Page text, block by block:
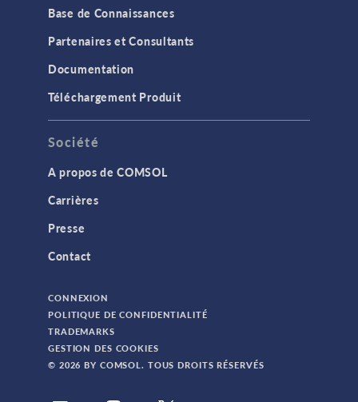
Base de Connaissances
Partenaires et Consultants
Documentation
Téléchargement Produit
Société
A propos de COMSOL
Carrières
Presse
Contact
CONNEXION
POLITIQUE DE CONFIDENTIALITÉ
TRADEMARKS
GESTION DES COOKIES
© 2026 BY COMSOL. TOUS DROITS RÉSERVÉS